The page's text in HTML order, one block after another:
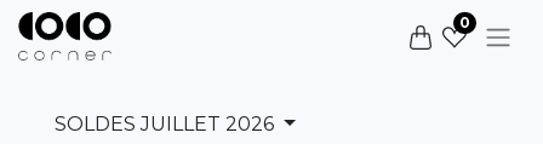
0
SOLDES JUILLET 2026